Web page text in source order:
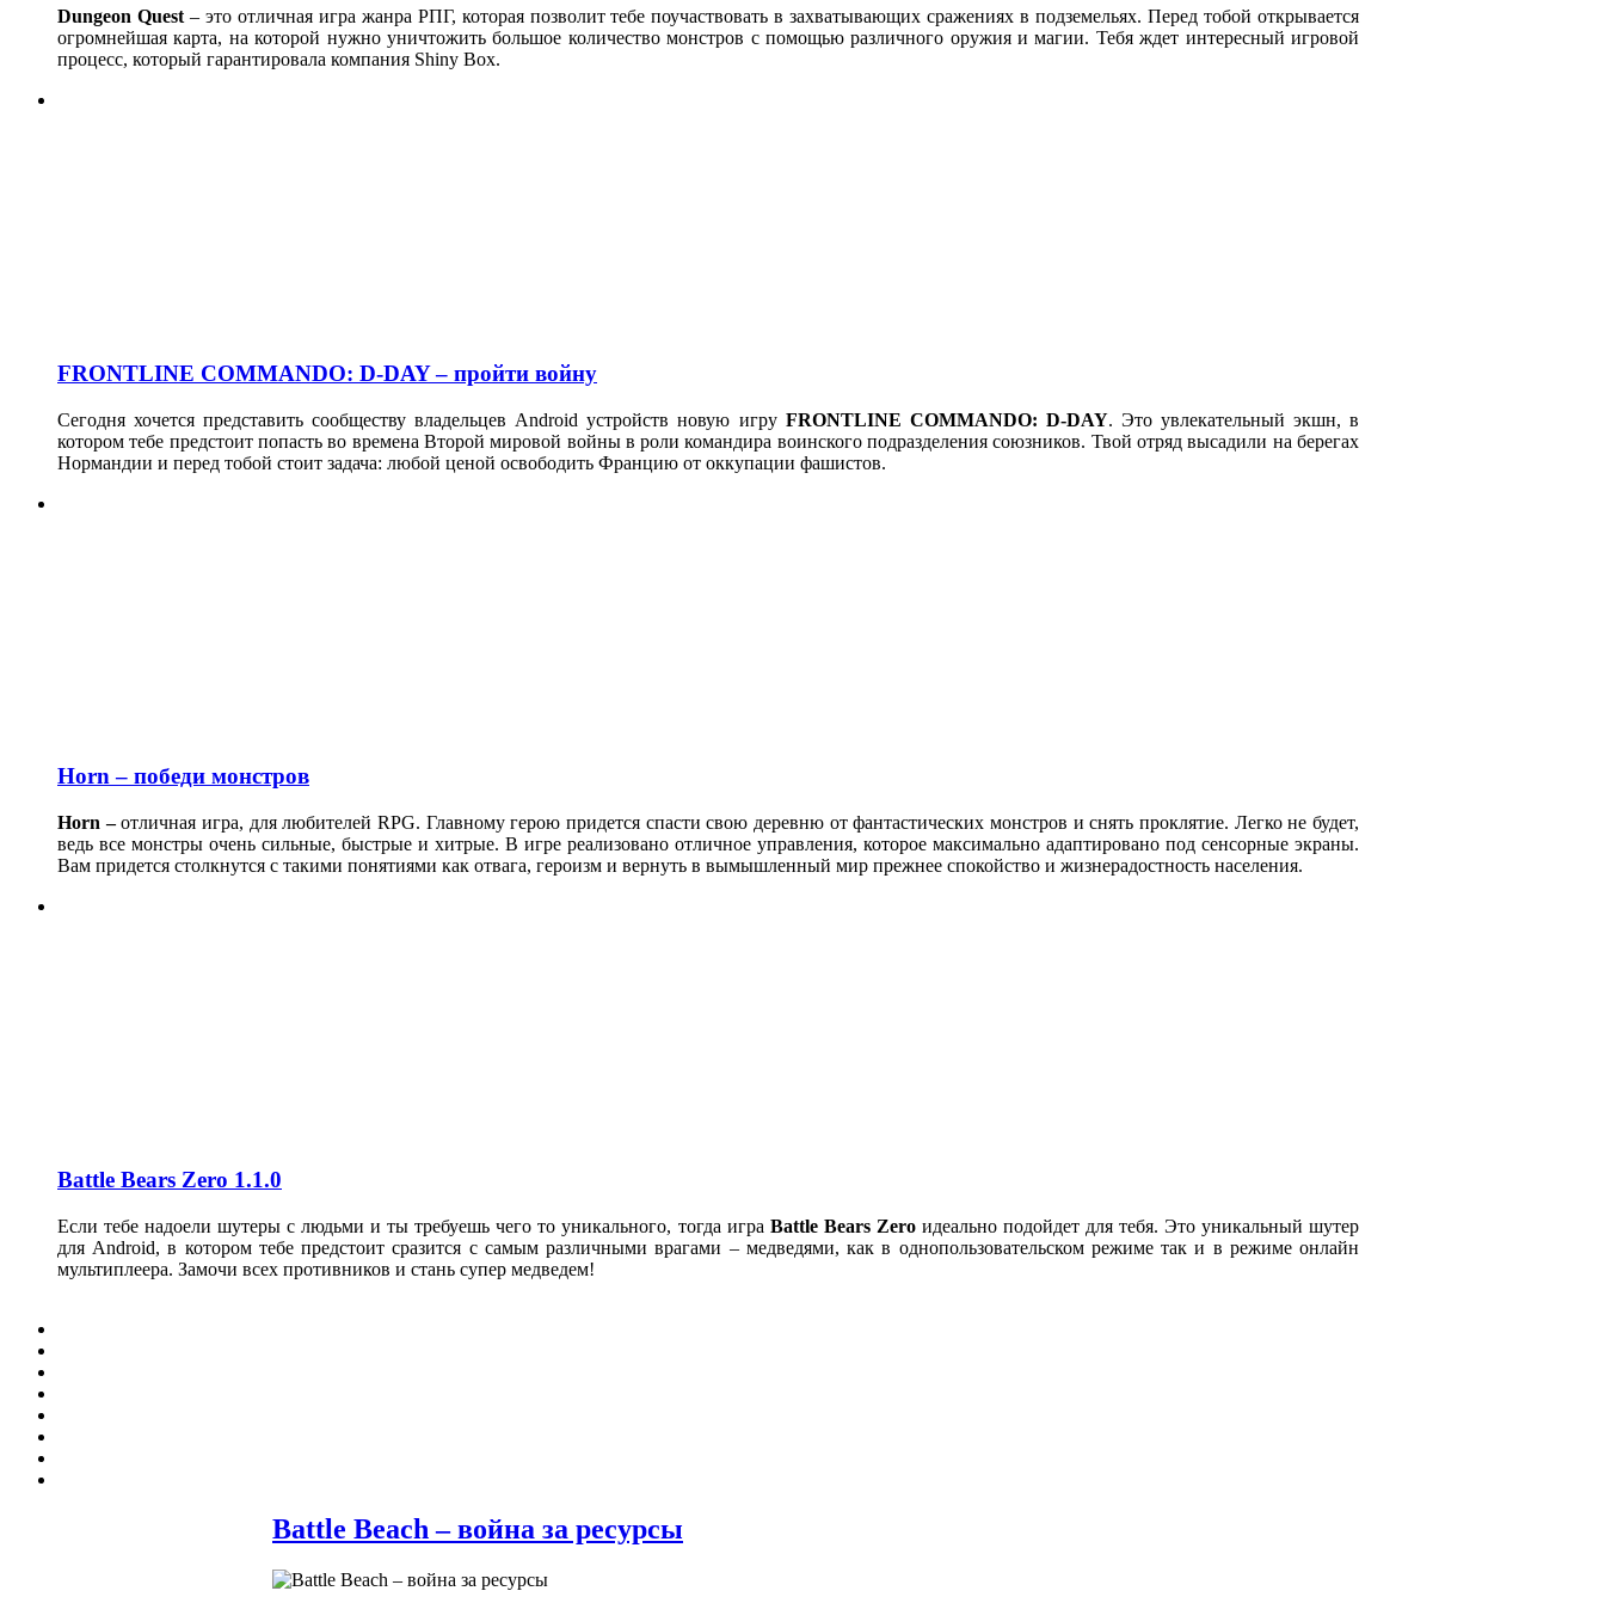
Dungeon Quest– это отличная игра жанра РПГ, которая позволит тебе поучаствовать в захватывающих сражениях в подземельях. Перед тобой открывается
огромнейшая карта, на которой нужно уничтожить большое количество монстров с помощью различного оружия и магии. Тебя ждет интересный игровой
процесс, который гарантировала компания Shiny Box.
FRONTLINE COMMANDO: D-DAY – пройти войну
Сегодня хочется представить сообществу владельцев Android устройств новую игру FRONTLINE COMMANDO: D-DAY. Это увлекательный экшн, в
котором тебе предстоит попасть во времена Второй мировой войны в роли командира воинского подразделения союзников. Твой отряд высадили на берегах
Нормандии и перед тобой стоит задача: любой ценой освободить Францию от оккупации фашистов.
Horn – победи монстров
Horn –отличная игра, для любителей RPG. Главному герою придется спасти свою деревню от фантастических монстров и снять проклятие. Легко не будет,
ведь все монстры очень сильные, быстрые и хитрые. В игре реализовано отличное управления, которое максимально адаптировано под сенсорные экраны.
Вам придется столкнутся с такими понятиями как отвага, героизм и вернуть в вымышленный мир прежнее спокойство и жизнерадостность населения.
Battle Bears Zero 1.1.0
Если тебе надоели шутеры с людьми и ты требуешь чего то уникального, тогда игра Battle Bears Zeroидеально подойдет для тебя. Это уникальный шутер
для Android, в котором тебе предстоит сразится с самым различными врагами – медведями, как в однопользовательском режиме так и в режиме онлайн
мультиплеера. Замочи всех противников и стань супер медведем!
Battle Beach – война за ресурсы